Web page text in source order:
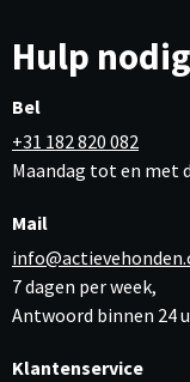
Hulp
Bel
+31 182 820 082
Maandag tot en met
Mail
7 dagen per week,
Antwoord binnen 24
Klantenservice